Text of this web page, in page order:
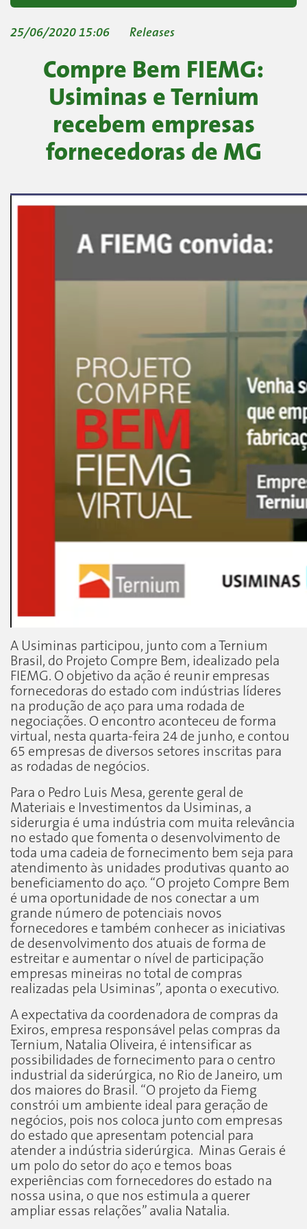
25/06/2020 15:06 Releases
Compre Bem FIEMG:
Usiminas e Ternium
recebem empresas
fornecedoras de MG
A Usiminas participou, junto com a Ternium
Brasil, do Projeto Compre Bem, idealizado pela
FIEMG. O objetivo da ação é reunir empresas
fornecedoras do estado com indústrias líderes
na produção de aço para uma rodada de
negociações. O encontro aconteceu de forma
virtual, nesta quarta-feira 24 de junho, e contou
65 empresas de diversos setores inscritas para
as rodadas de negócios.
Para o Pedro Luis Mesa, gerente geral de
Materiais e Investimentos da Usiminas, a
siderurgia é uma indústria com muita relevância
no estado que fomenta o desenvolvimento de
toda uma cadeia de fornecimento bem seja para
atendimento às unidades produtivas quanto ao
beneficiamento do aço. “O projeto Compre Bem
é uma oportunidade de nos conectar a um
grande número de potenciais novos
fornecedores e também conhecer as iniciativas
de desenvolvimento dos atuais de forma de
estreitar e aumentar o nível de participação
empresas mineiras no total de compras
realizadas pela Usiminas”, aponta o executivo.
A expectativa da coordenadora de compras da
Exiros, empresa responsável pelas compras da
Ternium, Natalia Oliveira, é intensificar as
possibilidades de fornecimento para o centro
industrial da siderúrgica, no Rio de Janeiro, um
dos maiores do Brasil. “O projeto da Fiemg
constrói um ambiente ideal para geração de
negócios, pois nos coloca junto com empresas
do estado que apresentam potencial para
atender a indústria siderúrgica. Minas Gerais é
um polo do setor do aço e temos boas
experiências com fornecedores do estado na
nossa usina, o que nos estimula a querer
ampliar essas relações” avalia Natalia.